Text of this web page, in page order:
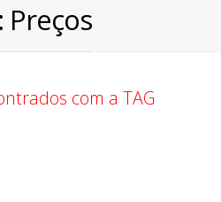
Preços
com a TAG